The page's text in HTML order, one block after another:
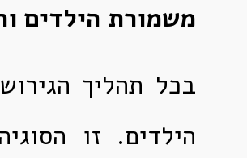
משמורת הילדים
בכל תהליך
הילדים. זו